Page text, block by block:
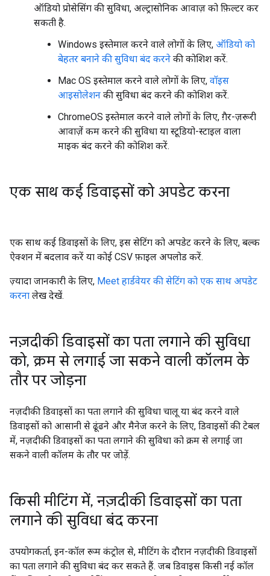
ऑडियो प्रोसेसिंग की सुविधा, अल्ट्रासोनिक आवाज़ को फ़िल्टर कर
सकती है.
Windows इस्तेमाल करने वाले लोगों के लिए, ऑडियो को
बेहतर बनाने की सुविधा बंद करने की कोशिश करें.
Mac OS इस्तेमाल करने वाले लोगों के लिए, वॉइस
आइसोलेशन की सुविधा बंद करने की कोशिश करें.
ChromeOS इस्तेमाल करने वाले लोगों के लिए, ग़ैर-ज़रूरी
आवाज़ें कम करने की सुविधा या स्टूडियो-स्टाइल वाला
माइक बंद करने की कोशिश करें.
एक साथ कई डिवाइसों को अपडेट करना
एक साथ कई डिवाइसों के लिए, इस सेटिंग को अपडेट करने के लिए, बल्क
ऐक्शन में बदलाव करें या कोई CSV फ़ाइल अपलोड करें.
ज़्यादा जानकारी के लिए, Meet हार्डवेयर की सेटिंग को एक साथ अपडेट
करना लेख देखें.
नज़दीकी डिवाइसों का पता लगाने की सुविधा
को, क्रम से लगाई जा सकने वाली कॉलम के
तौर पर जोड़ना
नज़दीकी डिवाइसों का पता लगाने की सुविधा चालू या बंद करने वाले
डिवाइसों को आसानी से ढूंढने और मैनेज करने के लिए, डिवाइसों की टेबल
में, नज़दीकी डिवाइसों का पता लगाने की सुविधा को क्रम से लगाई जा
सकने वाली कॉलम के तौर पर जोड़ें.
किसी मीटिंग में, नज़दीकी डिवाइसों का पता
लगाने की सुविधा बंद करना
उपयोगकर्ता, इन-कॉल रूम कंट्रोल से, मीटिंग के दौरान नज़दीकी डिवाइसों
का पता लगाने की सुविधा बंद कर सकते हैं. जब डिवाइस किसी नई कॉल